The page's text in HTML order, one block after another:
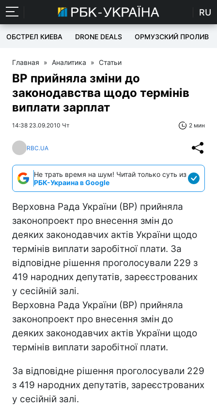
RU
ОБСТРЕЛ КИЕВА DRONE DEALS ОРМУЗСКИЙ ПРОЛИВ
Главная » Аналитика » Статьи
ВР прийняла зміни до
законодавства щодо термінів
виплати зарплат
14:38 23.09.2010 Чт 2 мин
RBC.UA
Не трать время на шум! Читай только суть из
РБК-Украина в Google
Верховна Рада України (ВР) прийняла
законопроект про внесення змін до
деяких законодавчих актів України щодо
термінів виплати заробітної плати. За
відповідне рішення проголосували 229 з
419 народних депутатів, зареєстрованих
у сесійній залі.
Верховна Рада України (ВР) прийняла
законопроект про внесення змін до
деяких законодавчих актів України щодо
термінів виплати заробітної плати.
За відповідне рішення проголосували 229
з 419 народних депутатів, зареєстрованих
у сесійній залі.